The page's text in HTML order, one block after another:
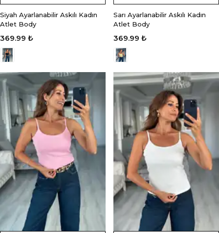
Siyah Ayarlanabilir Askılı Kadın
Atlet Body
369.99 ₺
Sarı Ayarlanabilir Askılı Kadın
Atlet Body
369.99 ₺